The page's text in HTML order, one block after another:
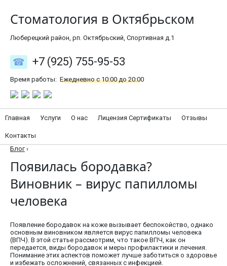
Стоматология в Октябрьском
Люберецкий район, рп. Октябрьский, Спортивная д.1
+7 (925) 755-95-53
Время работы: Ежедневно с 10:00 до 20:00
Главная Услуги О нас Лицензия Сертификаты Отзывы
Контакты
Блог ›
Появилась бородавка?
Виновник – вирус папилломы
человека
Появление бородавок на коже вызывает беспокойство, однако
основным виновником является вирус папилломы человека
(ВПЧ). В этой статье рассмотрим, что такое ВПЧ, как он
передается, виды бородавок и меры профилактики и лечения.
Понимание этих аспектов поможет лучше заботиться о здоровье
и избежать осложнений, связанных с инфекцией.